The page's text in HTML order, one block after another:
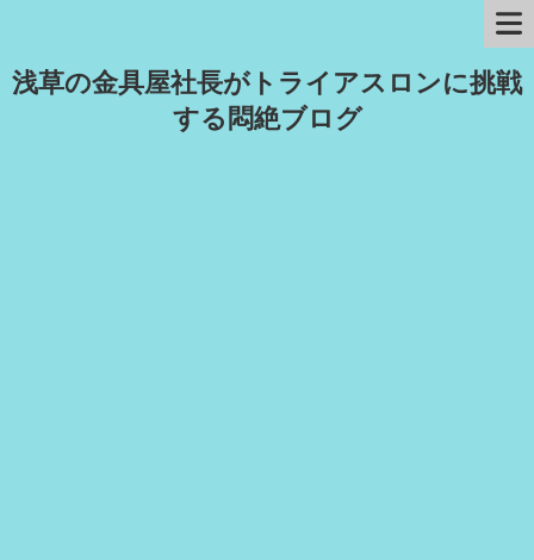
浅草の金具屋社長がトライアスロンに挑戦
する悶絶ブログ